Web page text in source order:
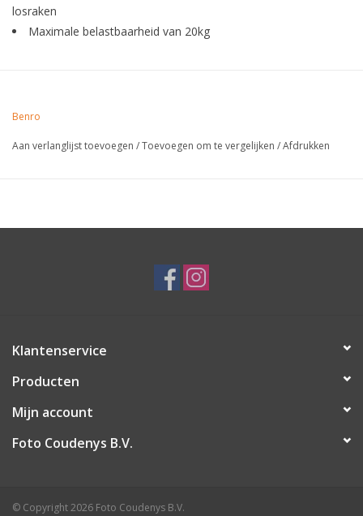
losraken
Maximale belastbaarheid van 20kg
Benro
Aan verlanglijst toevoegen /Toevoegen om te vergelijken /Afdrukken
Klantenservice
Producten
Mijn account
Foto Coudenys B.V.
© Copyright 2026 Foto Coudenys B.V.